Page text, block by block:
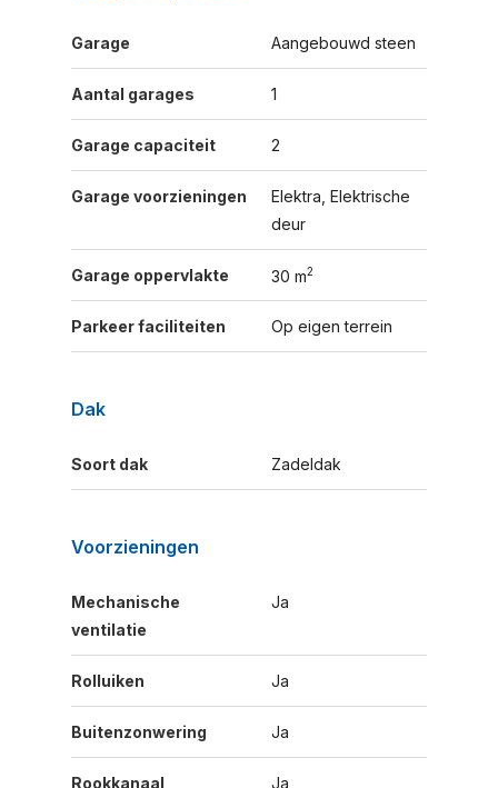
Garage Aangebouwd steen
Aantal garages 1
Garage capaciteit 2
Garage voorzieningen
Elektra, Elektrische
deur
Garage oppervlakte 30 m2
Parkeer faciliteiten Op eigen terrein
Dak
Soort dak Zadeldak
Voorzieningen
Mechanische
ventilatie
Ja
Rolluiken Ja
Buitenzonwering Ja
Rookkanaal Ja